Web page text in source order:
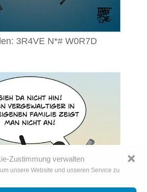
Zustimmung verwalten
unsere Website und unseren Service zu
3R4VE N*# W0R7D